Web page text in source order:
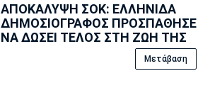
ΑΠΟΚΑΛΥΨΗ ΣΟΚ: ΕΛΛΗΝΙΔΑ
ΔΗΜΟΣΙΟΓΡΑΦΟΣ ΠΡΟΣΠΑΘΗΣΕ
ΝΑ ΔΩΣΕΙ ΤΕΛΟΣ ΣΤΗ ΖΩΗ ΤΗΣ
Μετάβαση